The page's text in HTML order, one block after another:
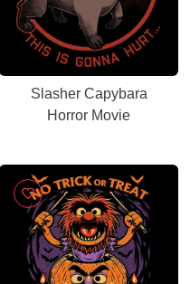
Slasher Capybara
Horror Movie